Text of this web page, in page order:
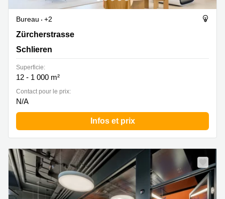
Bureau
+2
Zürcherstrasse 39, Schlieren
Zürcherstrasse
Schlieren
Superficie:
12 - 1 000 m²
Contact pour le prix:
N/A
Infos et prix